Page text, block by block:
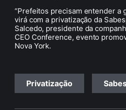
“Prefeitos precisam entender a
virá com a privatização da
Salcedo, presidente da
CEO Conference, evento
Nova York.
Privatização